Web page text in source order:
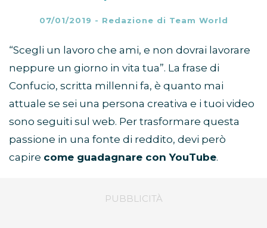
07/01/2019 - Redazione di Team World
“Scegli un lavoro che ami, e non dovrai lavorare
neppure un giorno in vita tua”. La frase di
Confucio, scritta millenni fa, è quanto mai
attuale se sei una persona creativa e i tuoi video
sono seguiti sul web. Per trasformare questa
passione in una fonte di reddito, devi però
capire come guadagnare con YouTube.